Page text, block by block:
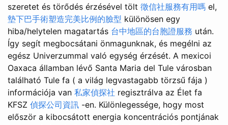
szeretet és törődés érzésével tölt 徵信社服務有用嗎 el,
墊下巴手術塑造完美比例的臉型 különösen egy
hiba/helytelen magatartás 台中地區的台胞證服務 után.
Így segít megbocsátani önmagunknak, és megélni az
egész Univerzummal való egység érzését. A mexicoi
Oaxaca államban lévő Santa Maria del Tule városban
található Tule fa ( a világ legvastagabb törzsű fája )
információja van 私家偵探社 regisztrálva az Élet fa
KFSZ 偵探公司資訊 -en. Különlegessége, hogy most
először a kibocsátott energia koncentrációs pontjának